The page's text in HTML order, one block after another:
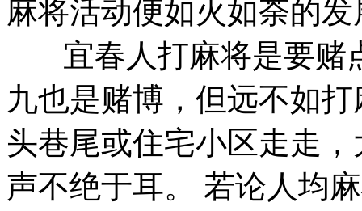
麻将活动便如火如荼的
宜春人打麻将是要赌
九也是赌博，但远不如
头巷尾或住宅小区走走
声不绝于耳。 若论人均